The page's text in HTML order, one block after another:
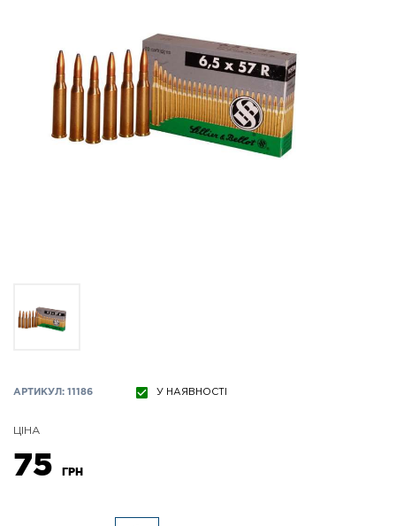
АРТИКУЛ: 11186 У НАЯВНОСТІ
ЦІНА
75 ГРН